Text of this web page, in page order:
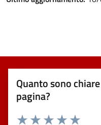
Quanto sono
pagina?